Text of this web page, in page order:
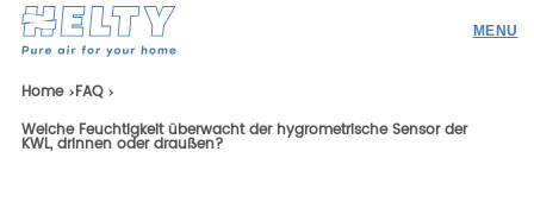
Produkte
Profi
Home FAQ
Welche Feuchtigkeit überwacht der hygrometrische Sensor der
KWL, drinnen oder draußen?